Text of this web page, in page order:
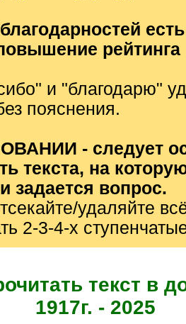
рейтинга
и "благодарю"
пояснения.
- следует
текста, на
задается вопрос.
удаляйте
2-3-4-х
текст в
1917г. - 2025